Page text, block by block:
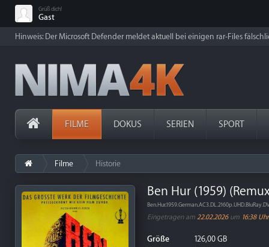
Grüß dich!
Gast
Hinweis: Der Microsoft Defender meldet aktuell bei einigen rar-Files
FILME DOKUS SERIEN SPORT
Filme Historie
Ben Hur (1959)
Eingetragen am 22.02.2026um 16:38 Uhr
Größe
126,00 GB